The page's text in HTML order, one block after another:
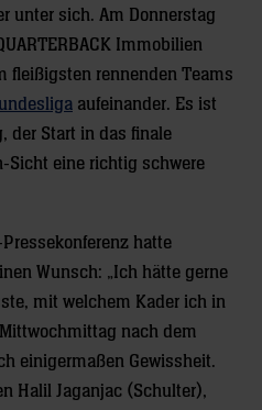
unter sich. Am Donnerstag
Immobilien
fleißigsten rennenden Teams
aufeinander. Es ist
der Start in das finale
Sicht eine richtig schwere
hatte
Wunsch: „Ich hätte gerne
mit welchem Kader ich in
nach dem
einigermaßen Gewissheit.
Halil Jaganjac (Schulter),